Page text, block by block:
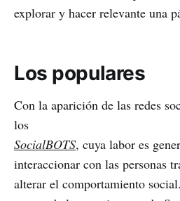
explorar y hacer relevante una
Los populares
Con la aparición de las redes
los
SocialBOTS, cuya labor es
interaccionar con las personas
alterar el comportamiento